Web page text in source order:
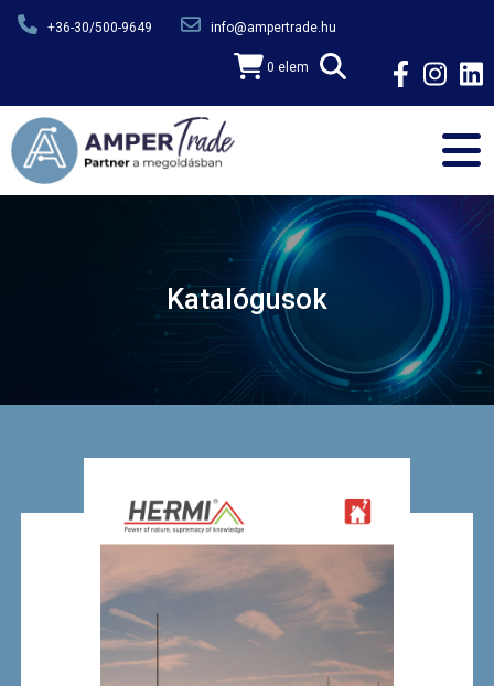
Ugrás a tartalomra
+36-30/500-9649 info@ampertrade.hu
0 elem
Katalógusok